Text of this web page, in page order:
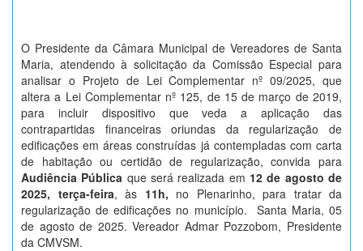
O Presidente da Câmara Municipal de Vereadores de Santa
Maria, atendendo à solicitação da Comissão Especial para
analisar o Projeto de Lei Complementar nº 09/2025, que
altera a Lei Complementar nº 125, de 15 de março de 2019,
para incluir dispositivo que veda a aplicação das
contrapartidas financeiras oriundas da regularização de
edificações em áreas construídas já contempladas com carta
de habitação ou certidão de regularização, convida para
Audiência Pública que será realizada em 12 de agosto de
2025, terça-feira, às 11h, no Plenarinho, para tratar da
regularização de edificações no município. Santa Maria, 05
de agosto de 2025. Vereador Admar Pozzobom, Presidente
da CMVSM.